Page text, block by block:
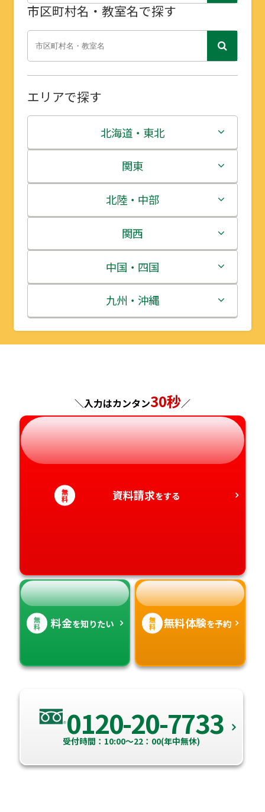
市区町村名・教室名で探す
エリアで探す
北海道・東北
北海道
青森県
岩手県
宮城県
秋田県
山形県
関東
茨城県
栃木県
群馬県
埼玉県
千葉県
神奈川県
北陸・中部
新潟県
富山県
石川県
福井県
長野県
岐阜県
静岡県
愛知県
関西
三重県
滋賀県
京都府
兵庫県
奈良県
和歌山県
中国・四国
鳥取県
島根県
広島県
山口県
徳島県
香川県
九州・沖縄
福岡県
長崎県
熊本県
大分県
宮崎県
＼入力はカンタン30秒／
無
料 資料請求をする
無
料 料金を知りたい 無
料 無料体験を予約
0120-20-7733
受付時間：10:00～22：00(年中無休)